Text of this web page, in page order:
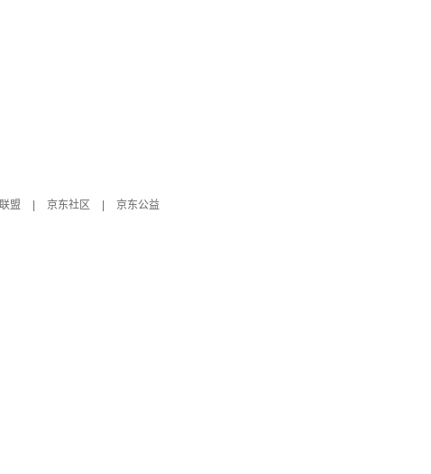
盟 京东社区
京东公益